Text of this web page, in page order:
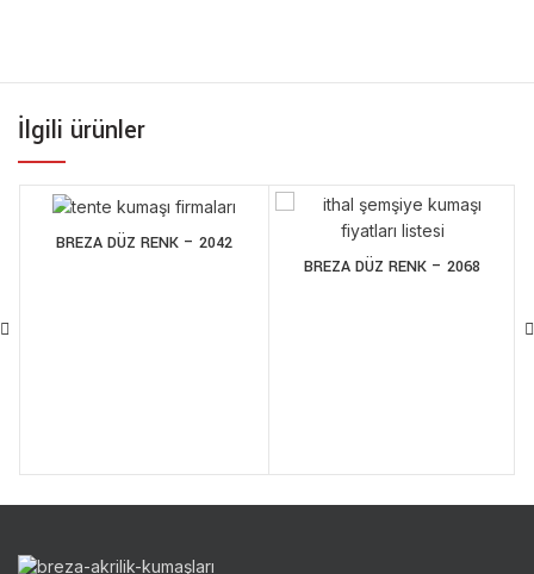
İlgili ürünler
BREZA DÜZ RENK – 2042
BREZA DÜZ RENK – 2068